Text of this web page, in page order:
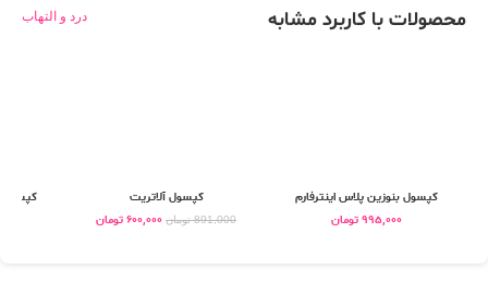
محصولات با کاربرد مشابه درد و التهاب
کپسول بنوزین پلاس اینترفارم
995,000 تومان
کپسول آلاتریت
891,000 تومان 600,000 تومان
کپسول آوو